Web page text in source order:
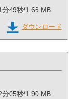
分49秒/1.66 MB
ダウンロード
分05秒/1.90 MB